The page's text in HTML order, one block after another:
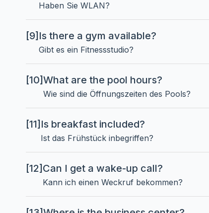
Haben Sie WLAN?
[9] Is there a gym available?
Gibt es ein Fitnessstudio?
[10]What are the pool hours?
Wie sind die Öffnungszeiten des Pools?
[11] Is breakfast included?
Ist das Frühstück inbegriffen?
[12] Can I get a wake-up call?
Kann ich einen Weckruf bekommen?